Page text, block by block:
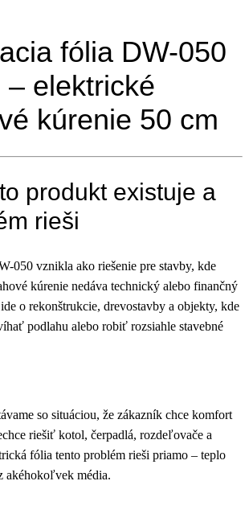
fólia DW-050
– elektrické
kúrenie 50 cm
produkt existuje a
rieši
050 vznikla ako riešenie pre stavby, kde
kúrenie nedáva technický alebo finančný
o rekonštrukcie, drevostavby a objekty, kde
podlahu alebo robiť rozsiahle stavebné
so situáciou, že zákazník chce komfort
riešiť kotol, čerpadlá, rozdeľovače a
fólia tento problém rieši priamo – teplo
akéhokoľvek média.